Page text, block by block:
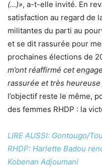
(…)», a-t-elle invité. En
satisfaction au regard de
militantes du parti au
et se dit rassurée pour
prochaines élections de
m’ont réaffirmé cet
rassurée et très heureuse
l’objectif reste le même,
des femmes RHDP : la
LIRE AUSSI: Gontougo/
RHDP: Harlette Badou
Kobenan Adjoumani